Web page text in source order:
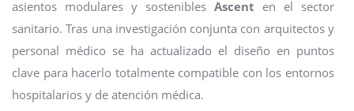
asientos modulares y sostenibles Ascent en el sector
sanitario. Tras una investigación conjunta con arquitectos y
personal médico se ha actualizado el diseño en puntos
clave para hacerlo totalmente compatible con los entornos
hospitalarios y de atención médica.